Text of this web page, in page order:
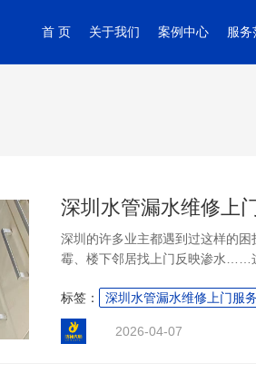
首 页 关于我们 案例中心 服务
深圳的许多业主都遇到过这样的
霉、楼下邻居找上门反映渗水……
果不仅费时费力，还严重影响日常
门服务有一套更科学、更省心的解
在深圳积累了30年的防水补漏经
标签： 深圳水管漏水维修上门服务
2026-04-07